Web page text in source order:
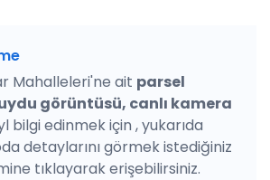
Mahalleleri'ne ait parsel
görüntüsü, canlı kamera
bilgi edinmek için , yukarıda
detaylarını görmek istediğiniz
tıklayarak erişebilirsiniz.